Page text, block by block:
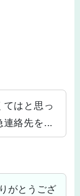
はと思っ
連絡先を...
がとうござ